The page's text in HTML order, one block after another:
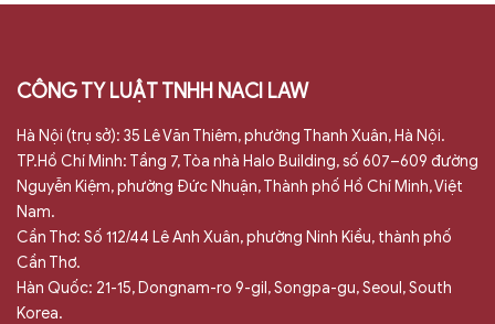
CÔNG TY LUẬT TNHH NACI LAW
Hà Nội (trụ sở): 35 Lê Văn Thiêm, phường Thanh Xuân, Hà Nội.
TP.Hồ Chí Minh: Tầng 7, Tòa nhà Halo Building, số 607–609 đường
Nguyễn Kiệm, phường Đức Nhuận, Thành phố Hồ Chí Minh, Việt
Nam.
Cần Thơ: Số 112/44 Lê Anh Xuân, phường Ninh Kiều, thành phố
Cần Thơ.
Hàn Quốc: 21-15, Dongnam-ro 9-gil, Songpa-gu, Seoul, South
Korea.